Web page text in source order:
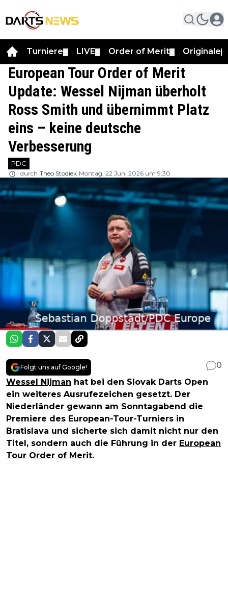
Turniere LIVE Order of Merit Originale
European Tour Order of Merit
Update: Wessel Nijman überholt
Ross Smith und übernimmt Platz
eins – keine deutsche
Verbesserung
PDC
durch Theo Stodiek Montag, 22 Juni 2026 um 9:30
Folgt uns auf Google!
0
Wessel Nijman hat bei den Slovak Darts Open
ein weiteres Ausrufezeichen gesetzt. Der
Niederländer gewann am Sonntagabend die
Premiere des European-Tour-Turniers in
Bratislava und sicherte sich damit nicht nur den
Titel, sondern auch die Führung in der European
Tour Order of Merit.